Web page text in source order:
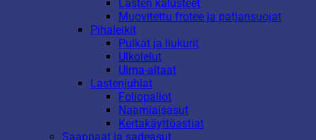
Lasten kalusteet
Muovitettu frotee ja patjansuojat
Pihaleikit
Pulkat ja liukurit
Ulkolelut
Uima-altaat
Lastenjuhlat
Foliopallot
Naamiaisasut
Kertakäyttöastiat
Saappaat ja sadeasut